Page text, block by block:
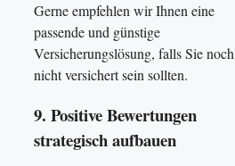
Gerne empfehlen wir Ihnen eine
passende und günstige
Versicherungslösung, falls Sie noch
nicht versichert sein sollten.
9. Positive Bewertungen
strategisch aufbauen